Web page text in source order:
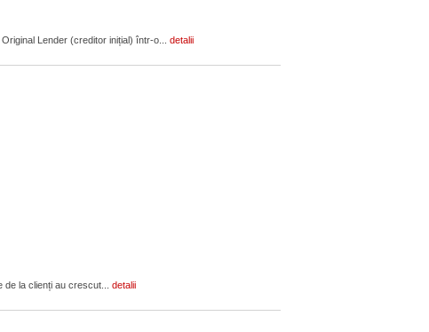
Lender (creditor inițial) într-o... detalii
la clienți au crescut... detalii